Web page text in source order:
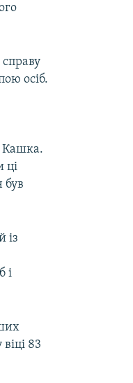
осіб.
Кашка.
ці
був
із
і
83